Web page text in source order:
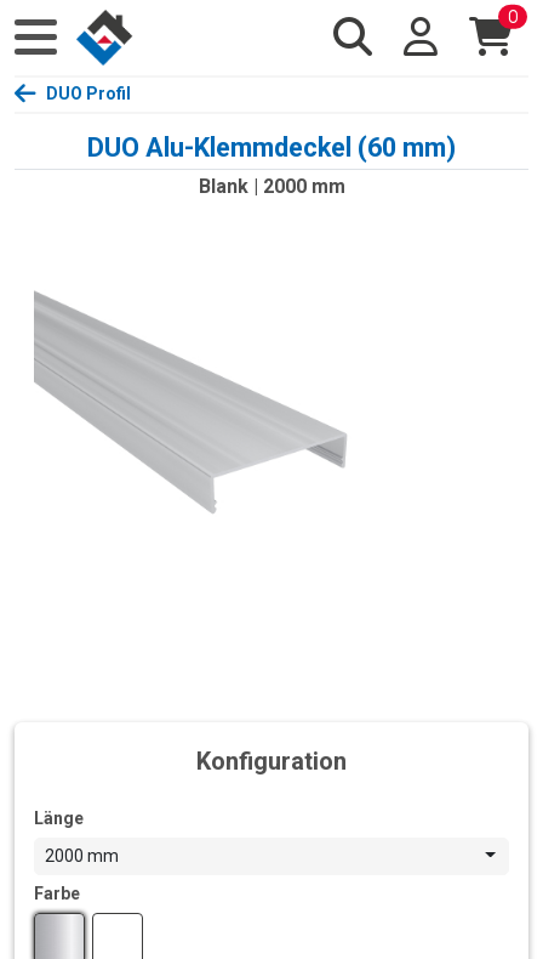
0
DUO Profil
DUO Alu-Klemmdeckel (60 mm)
Blank | 2000 mm
Konfiguration
Länge
2000 mm
Farbe